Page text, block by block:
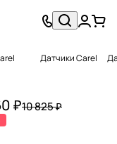
Датчики Carel
₽10 825 ₽